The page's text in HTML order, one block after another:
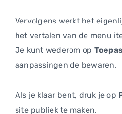
Vervolgens werkt het
het vertalen van de menu
Je kunt wederom op
aanpassingen de bewaren.
Als je klaar bent, druk je op
site publiek te maken.